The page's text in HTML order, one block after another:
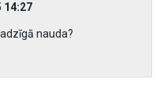
14:27
nauda?